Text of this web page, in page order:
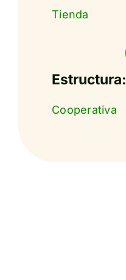
Tienda
Estructura:
Cooperativa